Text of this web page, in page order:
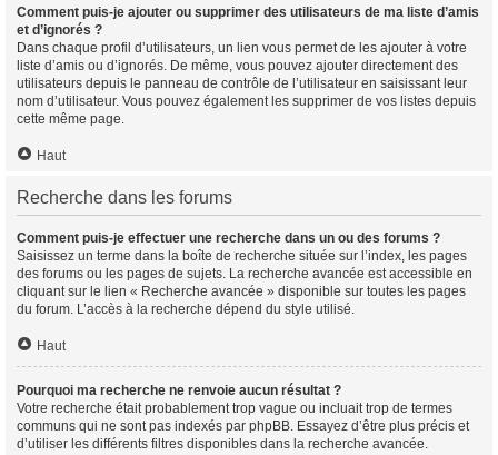
Comment puis-je ajouter ou supprimer des utilisateurs de ma liste d’amis
et d’ignorés ?
Dans chaque profil d’utilisateurs, un lien vous permet de les ajouter à votre
liste d’amis ou d’ignorés. De même, vous pouvez ajouter directement des
utilisateurs depuis le panneau de contrôle de l’utilisateur en saisissant leur
nom d’utilisateur. Vous pouvez également les supprimer de vos listes depuis
cette même page.
Haut
Recherche dans les forums
Comment puis-je effectuer une recherche dans un ou des forums ?
Saisissez un terme dans la boîte de recherche située sur l’index, les pages
des forums ou les pages de sujets. La recherche avancée est accessible en
cliquant sur le lien « Recherche avancée » disponible sur toutes les pages
du forum. L’accès à la recherche dépend du style utilisé.
Haut
Pourquoi ma recherche ne renvoie aucun résultat ?
Votre recherche était probablement trop vague ou incluait trop de termes
communs qui ne sont pas indexés par phpBB. Essayez d’être plus précis et
d’utiliser les différents filtres disponibles dans la recherche avancée.